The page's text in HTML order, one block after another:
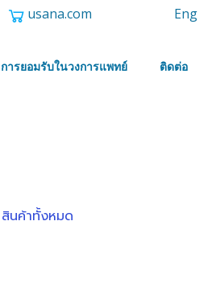
usana.com Eng
การยอมรับในวงการแพทย์ ติดต่อ
สินค้าทั้งหมด